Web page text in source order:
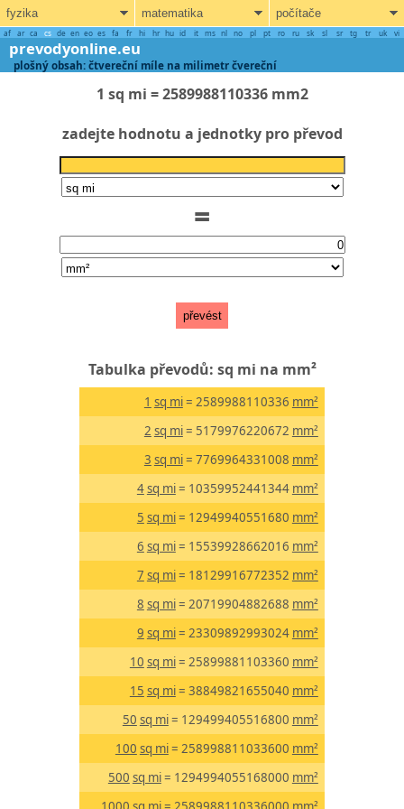
fyzika matematika počítače
af ar ca cs de en eo es fa fr hi hr hu id it ms nl no pl pt ro ru sk sl sr tg tr uk vi
prevodyonline.eu
plošný obsah: čtvereční míle na milimetr čvereční
1 sq mi = 2589988110336 mm2
zadejte hodnotu a jednotky pro převod
=
převést
Tabulka převodů: sq mi na mm²
1 sq mi= 2589988110336 mm²
2 sq mi= 5179976220672 mm²
3 sq mi= 7769964331008 mm²
4sq mi= 10359952441344 mm²
5 sq mi= 12949940551680 mm²
6 sq mi= 15539928662016 mm²
7 sq mi= 18129916772352 mm²
8 sq mi= 20719904882688 mm²
9 sq mi= 23309892993024 mm²
10 sq mi= 25899881103360 mm²
15 sq mi= 38849821655040 mm²
50 sq mi= 129499405516800 mm²
100 sq mi= 258998811033600 mm²
500 sq mi= 1294994055168000 mm²